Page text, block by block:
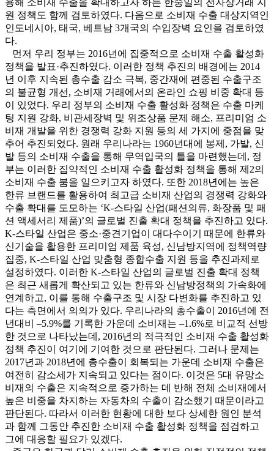
용해 소비재 수출을 확대하고자 하는 한중일의 전자상거래 지
원 정책도 함께 검토하였다. 다음으로 소비재 수출 대상지역인
인도네시아, 태국, 베트남 3개국의 수입장벽 요인을 검토하였
다.
먼저 우리 정부는 2016년에 집중적으로 소비재 수출 활성화
정책을 발표·추진하였다. 이러한 정책 추진의 배경에는 2014
년 이후 지속된 총수출 감소 극복, 중간재에 편중된 수출구조
의 불균형 개선, 소비재 거래에서의 온라인 쇼핑 비중 확대 등
이 있었다. 우리 정부의 소비재 수출 활성화 정책은 수출 마케
팅 지원 강화, 비관세장벽 및 위조상품 문제 해소, 프리미엄 소
비재 개발을 위한 경쟁력 강화 지원 등의 세 가지에 중점을 맞
추어 추진되었다. 원래 우리나라는 1960년대에 봉제, 가발, 신
발 등의 소비재 수출을 통해 무역입국의 틀을 마련했는데, 정
부는 이러한 집약적인 소비재 수출 활성화 정책을 통해 제2의
소비재 수출 붐을 일으키고자 하였다. 또한 2018년에는 높은
한류 브랜드를 활용하여 최고급 소비재 산업의 경쟁력 강화와
수출 확대를 도모하는 ‘K-스타일 산업(패션의류, 화장품 및 패
션 액세서리 제품)’의 글로벌 진출 확대 정책을 추진하고 있다.
K-스타일 산업은 중소·중견기업이 대다수이기 때문에 한류와
신기술을 활용한 프리미엄 제품 육성, 신남방지역에 정책역량
집중, K-스타일 산업 맞춤형 종합수출 지원 등을 추진과제로
설정하였다. 이러한 K-스타일 산업의 글로벌 진출 확대 정책
은 최근 새롭게 확산되고 있는 한류와 신남방정책의 가속화에
연계하고, 이를 통해 수출구조 및 시장 다변화를 추진하고 있
다는 측면에서 의의가 있다. 우리나라의 총수출이 2016년에 전
년대비 –5.9%를 기록한 가운데 소비재는 –1.6%로 비교적 선방
한 것으로 나타났는데, 2016년의 적극적인 소비재 수출 활성화
정책 추진이 여기에 기여한 것으로 판단된다. 그러나 문제는
2017년과 2018년에 총수출이 회복되는 가운데 소비재 수출은
여전히 감소세가 지속되고 있다는 점이다. 이것은 5대 유망소
비재의 수출은 지속적으로 증가하는 데 반해 전체 소비재에서
높은 비중을 차지하는 자동차의 수출이 감소했기 때문이라고
판단된다. 따라서 이러한 현황에 대한 보다 상세한 원인 분석
과 함께 그동안 추진한 소비재 수출 활성화 정책을 점검하고
그에 대응할 필요가 있겠다.